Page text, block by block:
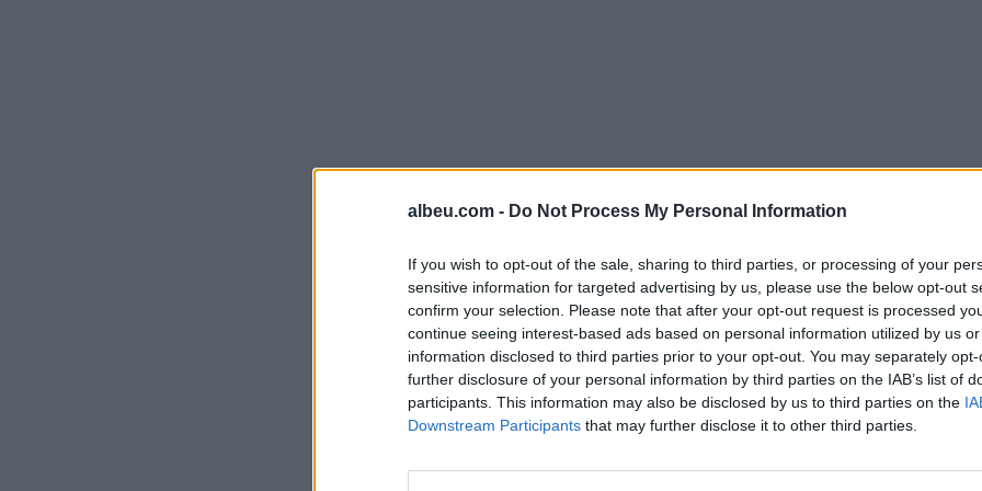
albeu.com - Do Not Process My Personal Information
If you wish to opt-out of the sale, sharing to third parties, or processing of your
sensitive information for targeted advertising by us, please use the below opt-out
confirm your selection. Please note that after your opt-out request is processed
continue seeing interest-based ads based on personal information utilized by us
information disclosed to third parties prior to your opt-out. You may separately
further disclosure of your personal information by third parties on the IAB’s list of
participants. This information may also be disclosed by us to third parties on the
Downstream Participants that may further disclose it to other third parties.